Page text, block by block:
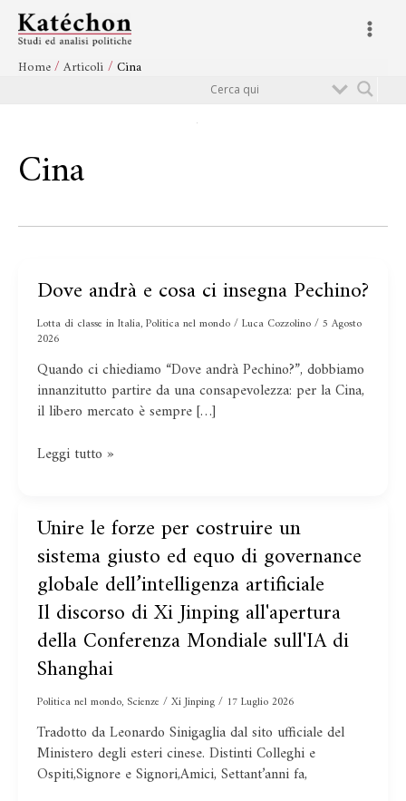
contenuto
Main
Home Articoli Cina
Cina
Dove andrà e cosa ci insegna Pechino?
Lotta di classe in Italia,Politica nel mondo/Luca Cozzolino/5 Agosto
2026
Quando ci chiediamo “Dove andrà Pechino?”, dobbiamo
innanzitutto partire da una consapevolezza: per la Cina,
il libero mercato è sempre […]
Dove
e
cosa
ci
insegna
Pechino?
Leggi tutto »
Unire le forze per costruire un
sistema giusto ed equo di governance
globale dell’intelligenza artificiale
Il discorso di Xi Jinping all'apertura
della Conferenza Mondiale sull'IA di
Shanghai
Politica nel mondo, Scienze /Xi Jinping/ 17 Luglio 2026
Tradotto da Leonardo Sinigaglia dal sito ufficiale del
Ministero degli esteri cinese. Distinti Colleghi e
Ospiti,Signore e Signori,Amici, Settant’anni fa,
Unire
forze
per
costruire
un
sistema
giusto
ed
equo
di
governance
globale
Il
discorso
di
Xi
Jinping
all'apertura
della
Conferenza
Mondiale
sull'IA
di
Shanghai